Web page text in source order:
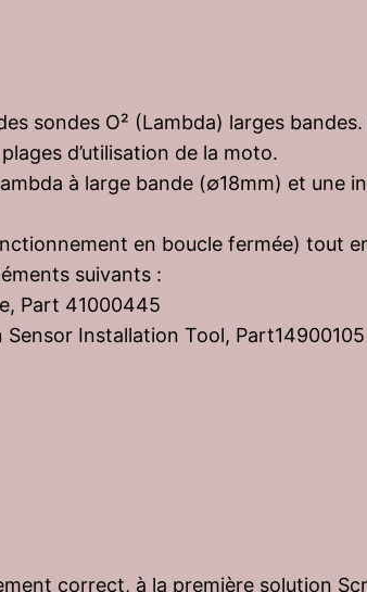
sondes O² (Lambda) larges bandes.
d’utilisation de la moto.
à large bande (∅18mm) et une
en boucle fermée) tout
suivants :
Part 41000445
Sensor Installation Tool, Part14900105
correct, à la première solution